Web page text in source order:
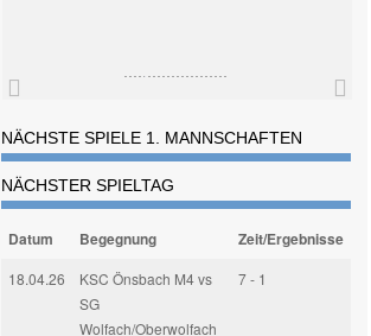
NÄCHSTE SPIELE 1. MANNSCHAFTEN
NÄCHSTER SPIELTAG
Datum Begegnung Zeit/Ergebnisse
18.04.26
KSC Önsbach M4 vs
SG
Wolfach/Oberwolfach
7 - 1